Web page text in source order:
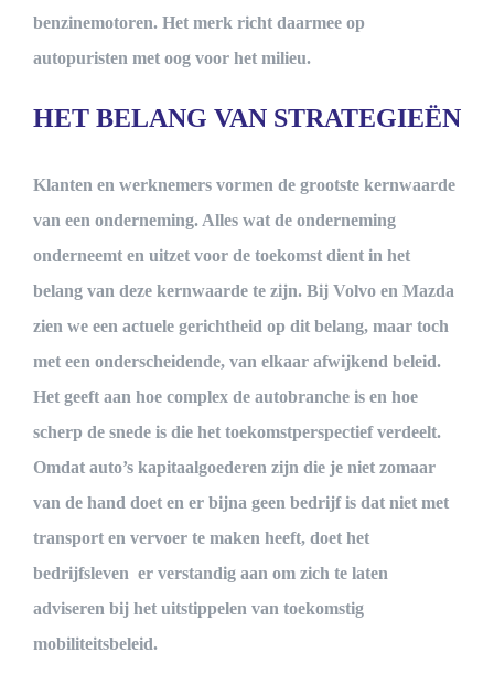
benzinemotoren. Het merk richt daarmee op
autopuristen met oog voor het milieu.
HET BELANG VAN STRATEGIEËN
Klanten en werknemers vormen de grootste kernwaarde
van een onderneming. Alles wat de onderneming
onderneemt en uitzet voor de toekomst dient in het
belang van deze kernwaarde te zijn. Bij Volvo en Mazda
zien we een actuele gerichtheid op dit belang, maar toch
met een onderscheidende, van elkaar afwijkend beleid.
Het geeft aan hoe complex de autobranche is en hoe
scherp de snede is die het toekomstperspectief verdeelt.
Omdat auto’s kapitaalgoederen zijn die je niet zomaar
van de hand doet en er bijna geen bedrijf is dat niet met
transport en vervoer te maken heeft, doet het
bedrijfsleven er verstandig aan om zich te laten
adviseren bij het uitstippelen van toekomstig
mobiliteitsbeleid.